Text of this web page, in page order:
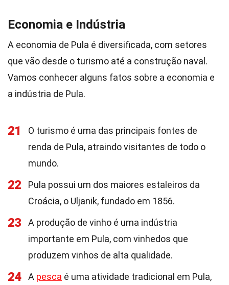
Economia e Indústria
A economia de Pula é diversificada, com setores
que vão desde o turismo até a construção naval.
Vamos conhecer alguns fatos sobre a economia e
a indústria de Pula.
21
O turismo é uma das principais fontes de
renda de Pula, atraindo visitantes de todo o
mundo.
22
Pula possui um dos maiores estaleiros da
Croácia, o Uljanik, fundado em 1856.
23
A produção de vinho é uma indústria
importante em Pula, com vinhedos que
produzem vinhos de alta qualidade.
24 A pesca é uma atividade tradicional em Pula,